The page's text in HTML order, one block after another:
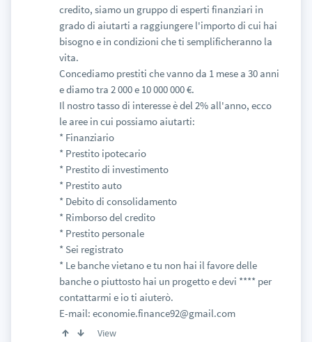
credito, siamo un gruppo di esperti finanziari in
grado di aiutarti a raggiungere l'importo di cui hai
bisogno e in condizioni che ti semplificheranno la
vita.
Concediamo prestiti che vanno da 1 mese a 30 anni
e diamo tra 2 000 e 10 000 000 €.
Il nostro tasso di interesse è del 2% all'anno, ecco
le aree in cui possiamo aiutarti:
* Finanziario
* Prestito ipotecario
* Prestito di investimento
* Prestito auto
* Debito di consolidamento
* Rimborso del credito
* Prestito personale
* Sei registrato
* Le banche vietano e tu non hai il favore delle
banche o piuttosto hai un progetto e devi **** per
contattarmi e io ti aiuterò.
E-mail: economie.finance92@gmail.com
View